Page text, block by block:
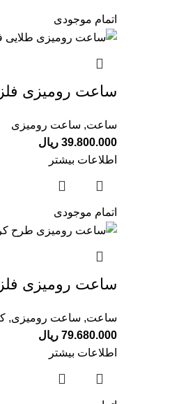
اتمام موجودی
ساعت رومیزی
ساعت, ساعت رومیزی
39.800.000 ریال
اطلاعات بیشتر
اتمام موجودی
ساعت رومیزی
ساعت, ساعت رومیزی,
79.680.000 ریال
اطلاعات بیشتر